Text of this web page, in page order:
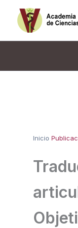
contenido
Inicio